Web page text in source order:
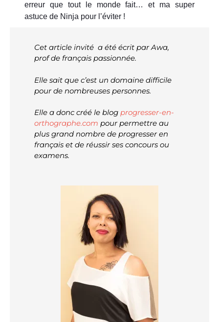
erreur que tout le monde fait… et ma super
astuce de Ninja pour l’éviter !
Cet article invité a été écrit par Awa,
prof de français passionnée.
Elle sait que c’est un domaine difficile
pour de nombreuses personnes.
Elle a donc créé le blog progresser-en-
orthographe.com pour permettre au
plus grand nombre de progresser en
français et de réussir ses concours ou
examens.